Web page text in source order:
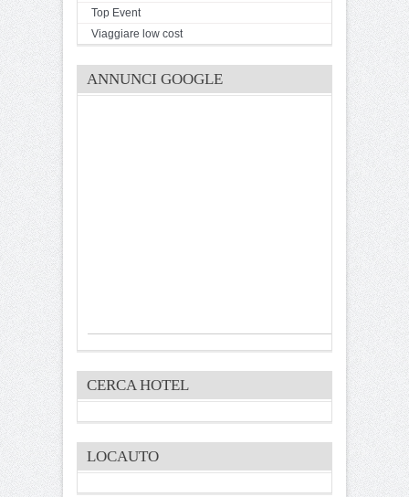
Top Event
Viaggiare low cost
ANNUNCI GOOGLE
CERCA HOTEL
LOCAUTO